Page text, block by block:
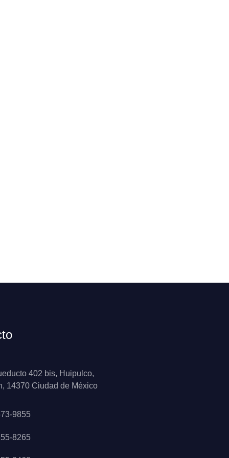
402 bis, Huipulco,
14370 Ciudad de México
9855
8265